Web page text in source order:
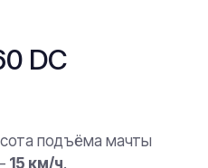
DC
подъёма мачты
15 км/ч.